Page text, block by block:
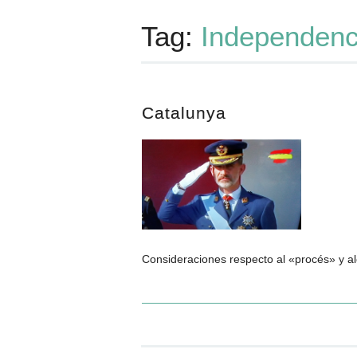
Tag:
Catalunya
Consideraciones respecto al «procés» y